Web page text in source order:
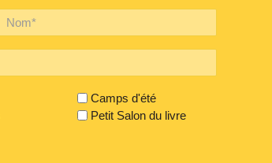
Camps d'été
Petit Salon du livre